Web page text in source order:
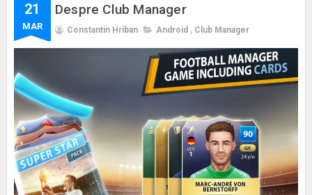
21
MAR
Despre Club Manager
Constantin Hriban Android , Club Manager